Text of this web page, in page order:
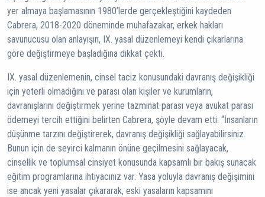
yer almaya başlamasının 1980’lerde gerçekleştiğini kaydeden
Cabrera, 2018-2020 döneminde muhafazakar, erkek hakları
savunucusu olan anlayışın, IX. yasal düzenlemeyi kendi çıkarlarına
göre değiştirmeye başladığına dikkat çekti.
IX. yasal düzenlemenin, cinsel taciz konusundaki davranış değişikliği
için yeterli olmadığını ve parası olan kişiler ve kurumların,
davranışlarını değiştirmek yerine tazminat parası veya avukat parası
ödemeyi tercih ettiğini belirten Cabrera, şöyle devam etti: “İnsanların
düşünme tarzını değiştirerek, davranış değişikliği sağlayabilirsiniz.
Bunun için de seyirci kalmanın önüne geçilmesini sağlayacak,
cinsellik ve toplumsal cinsiyet konusunda kapsamlı bir bakış sunacak
eğitim programlarına ihtiyacınız var. Yasa yoluyla davranış değişimini
ise ancak yeni yasalar çıkararak, eski yasaların kapsamını